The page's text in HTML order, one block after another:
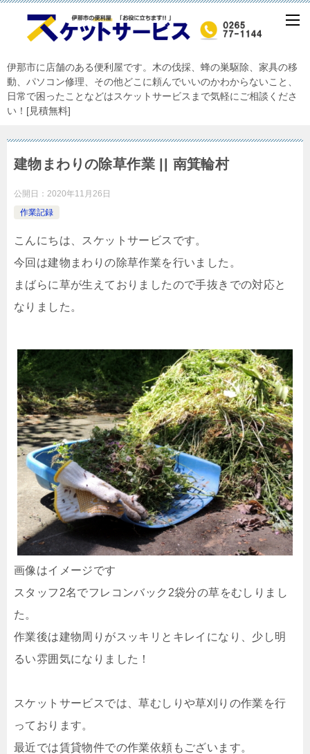
伊那市に店舗のある便利屋です。木の伐採、蜂の巣駆除、家具の移
動、パソコン修理、その他どこに頼んでいいのかわからないこと、
日常で困ったことなどはスケットサービスまで気軽にご相談くださ
い！[見積無料]
建物まわりの除草作業 || 南箕輪村
公開日： 2020年11月26日
作業記録
こんにちは、スケットサービスです。
今回は建物まわりの除草作業を行いました。
まばらに草が生えておりましたので手抜きでの対応と
なりました。
画像はイメージです
スタッフ2名でフレコンバック2袋分の草をむしりまし
た。
作業後は建物周りがスッキリとキレイになり、少し明
るい雰囲気になりました！
スケットサービスでは、草むしりや草刈りの作業を行
っております。
最近では賃貸物件での作業依頼もございます。